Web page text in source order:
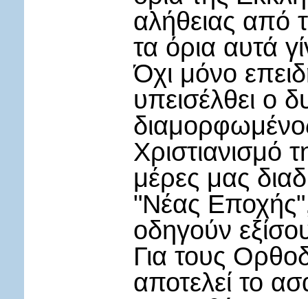
αλήθειας από
τα όρια αυτά
Όχι μόνο
υπεισέλθει ο
Χριστιανισμό
μέρες μας
"Νέας Εποχής",
οδηγούν
Για τους
αποτελεί το